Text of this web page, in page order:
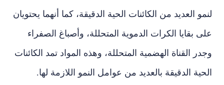
لنمو العديد من الكائنات الحية الدقيقة، كما أنهما يحتويان
على بقايا الكرات الدموية المتحللة، وأصباغ الصفراء
وجدر القناة الهضمية المتحللة، وهذه المواد تمد الكائنات
الحية الدقيقة بالعديد من عوامل النمو اللازمة لها.